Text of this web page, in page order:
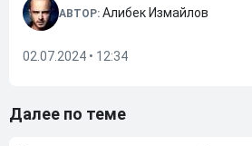
АВТОР: Алибек Измайлов
02.07.2024 • 12:34
Далее по теме